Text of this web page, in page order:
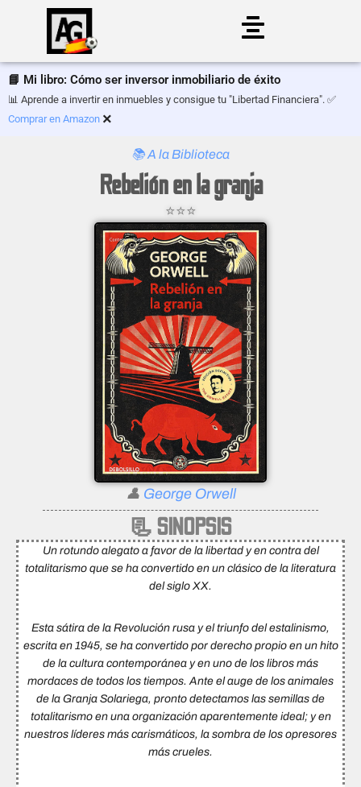
al
contenido
📘 Mi libro: Cómo ser inversor inmobiliario de éxito
📊 Aprende a invertir en inmuebles y consigue tu "Libertad Financiera". ✅
Comprar en Amazon ×
📚 A la Biblioteca
Rebelión en la granja
⭐⭐⭐
👤 George Orwell
📃 SINOPSIS
Un rotundo alegato a favor de la libertad y en contra del
totalitarismo que se ha convertido en un clásico de la literatura
del siglo XX.
Esta sátira de la Revolución rusa y el triunfo del estalinismo,
escrita en 1945, se ha convertido por derecho propio en un hito
de la cultura contemporánea y en uno de los libros más
mordaces de todos los tiempos. Ante el auge de los animales
de la Granja Solariega, pronto detectamos las semillas de
totalitarismo en una organización aparentemente ideal; y en
nuestros líderes más carismáticos, la sombra de los opresores
más crueles.